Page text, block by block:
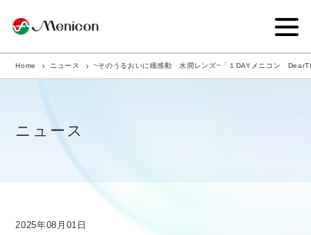
企業情報
商品サイト
Home ニュース ~そのうるおいに瞳感動 水潤レンズ~「１DAYメニコン
ニュース
2025年08月01日